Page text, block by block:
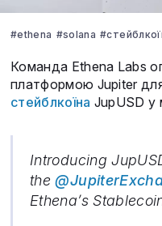
#ethena #solana
Команда Ethena Labs
платформою Jupiter
стейблкоїна JupUSD у
Introducing
the
Ethena’s